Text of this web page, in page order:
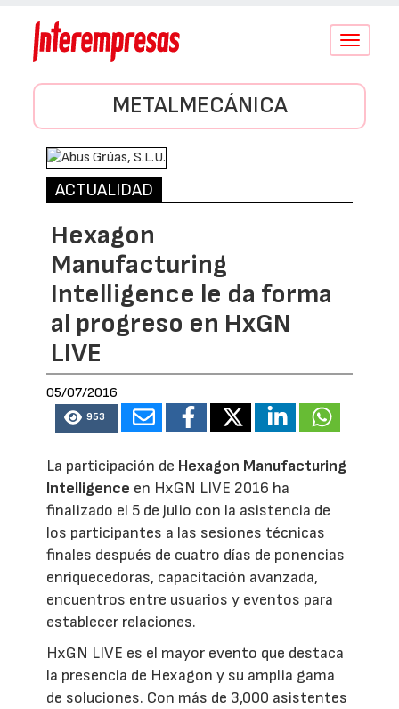
Conmutar
METALMECÁNICA
ACTUALIDAD
Hexagon
Manufacturing
Intelligence le da forma
al progreso en HxGN
LIVE
05/07/2016
953
La participación de Hexagon Manufacturing
Intelligence en HxGN LIVE 2016 ha
finalizado el 5 de julio con la asistencia de
los participantes a las sesiones técnicas
finales después de cuatro días de ponencias
enriquecedoras, capacitación avanzada,
encuentros entre usuarios y eventos para
establecer relaciones.
HxGN LIVE es el mayor evento que destaca
la presencia de Hexagon y su amplia gama
de soluciones. Con más de 3,000 asistentes